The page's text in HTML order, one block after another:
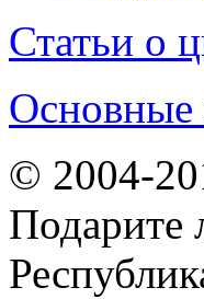
Статьи о
Основные
© 2004-
Подарите